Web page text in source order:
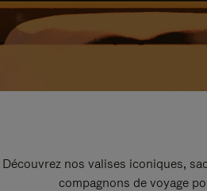
Découvrez nos valises iconiques,
compagnons de voyage